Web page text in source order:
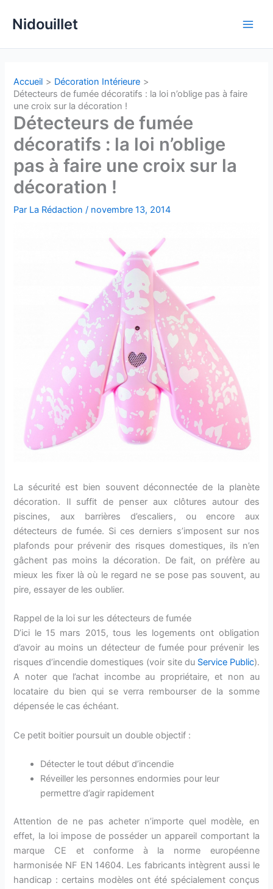
Nidouillet
Accueil
Décoration Intérieure
Détecteurs de fumée décoratifs : la loi n’oblige pas à faire
une croix sur la décoration !
Détecteurs de fumée
décoratifs : la loi n’oblige
pas à faire une croix sur la
décoration !
Par La Rédaction/ novembre 13, 2014
La sécurité est bien souvent déconnectée de la planète
décoration. Il suffit de penser aux clôtures autour des
piscines, aux barrières d’escaliers, ou encore aux
détecteurs de fumée. Si ces derniers s’imposent sur nos
plafonds pour prévenir des risques domestiques, ils n’en
gâchent pas moins la décoration. De fait, on préfère au
mieux les fixer là où le regard ne se pose pas souvent, au
pire, essayer de les oublier.
Rappel de la loi sur les détecteurs de fumée
D’ici le 15 mars 2015, tous les logements ont obligation
d’avoir au moins un détecteur de fumée pour prévenir les
risques d’incendie domestiques (voir site du Service Public).
A noter que l’achat incombe au propriétaire, et non au
locataire du bien qui se verra rembourser de la somme
dépensée le cas échéant.
Ce petit boitier poursuit un double objectif :
Détecter le tout début d’incendie
Réveiller les personnes endormies pour leur
permettre d’agir rapidement
Attention de ne pas acheter n’importe quel modèle, en
effet, la loi impose de posséder un appareil comportant la
marque CE et conforme à la norme européenne
harmonisée NF EN 14604. Les fabricants intègrent aussi le
handicap : certains modèles ont été spécialement conçus